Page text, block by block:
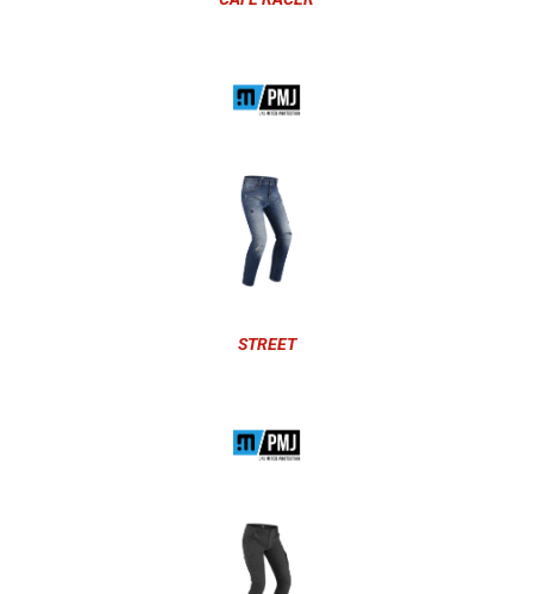
STREET